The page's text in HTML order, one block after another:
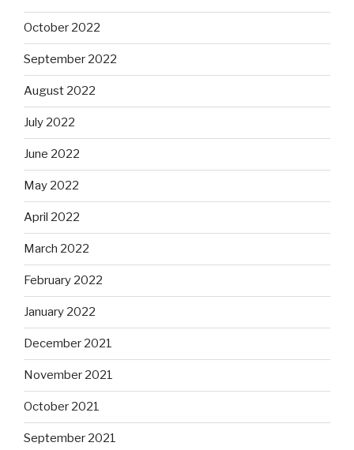
October 2022
September 2022
August 2022
July 2022
June 2022
May 2022
April 2022
March 2022
February 2022
January 2022
December 2021
November 2021
October 2021
September 2021